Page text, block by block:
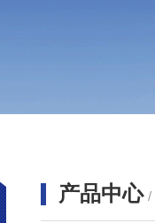
产品中心 /